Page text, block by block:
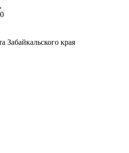
Забайкальского края